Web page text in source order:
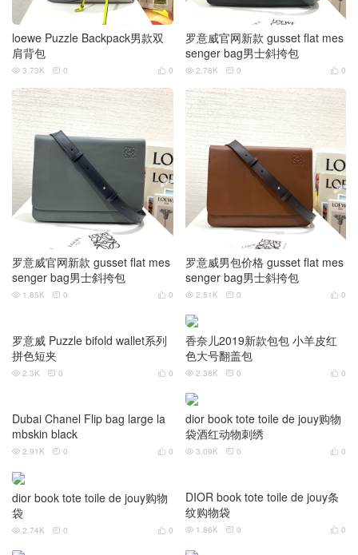
loewe Puzzle Backpack男款双
肩背包
 0
 3.73K  0
罗意威官网新款 gusset flat mes
senger bag男士斜挎包
 0
 2.78K  0
罗意威官网新款 gusset flat mes
senger bag男士斜挎包
 0
 1.85K  0
罗意威男包价格 gusset flat mes
senger bag男士斜挎包
 0
 2.51K  0
罗意威 Puzzle bifold wallet系列
拼色短夹

香奈儿2019新款包包 小羊皮红
色大号翻盖包
 0
 2.38K  0